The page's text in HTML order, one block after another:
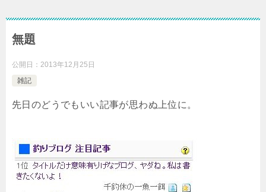
無題
公開日： 2013年12月25日
雑記
先日のどうでもいい記事が思わぬ上位に。